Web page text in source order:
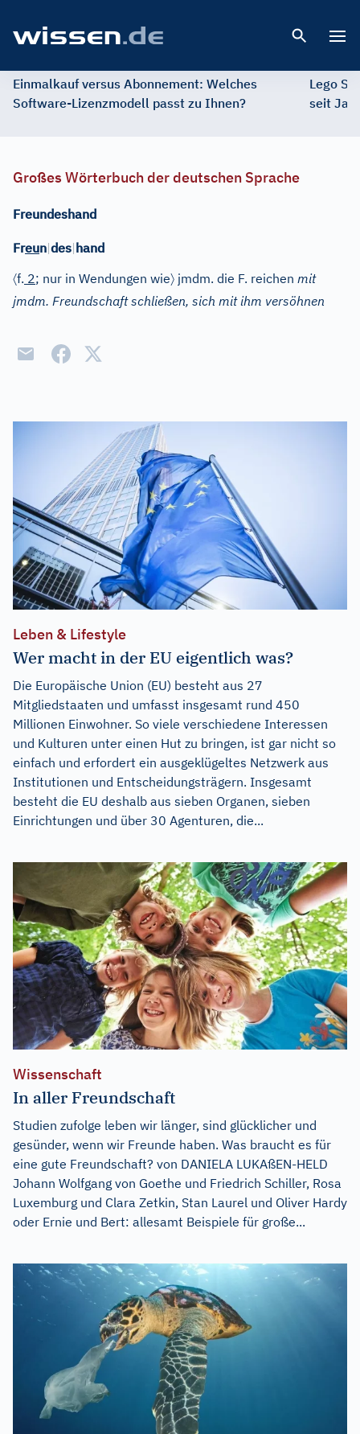
Einmalkauf versus Abonnement: Welches
Software-Lizenzmodell passt zu Ihnen?
Lego
seit
Großes Wörterbuch der deutschen Sprache
Freundeshand
Freun|des|hand
〈f. 2; nur in Wendungen wie〉 jmdm. die F. reichen mit
jmdm. Freundschaft schließen, sich mit ihm versöhnen
Leben & Lifestyle
Wer macht in der EU eigentlich was?
Die Europäische Union (EU) besteht aus 27
Mitgliedstaaten und umfasst insgesamt rund 450
Millionen Einwohner. So viele verschiedene Interessen
und Kulturen unter einen Hut zu bringen, ist gar nicht so
einfach und erfordert ein ausgeklügeltes Netzwerk aus
Institutionen und Entscheidungsträgern. Insgesamt
besteht die EU deshalb aus sieben Organen, sieben
Einrichtungen und über 30 Agenturen, die...
Wissenschaft
In aller Freundschaft
Studien zufolge leben wir länger, sind glücklicher und
gesünder, wenn wir Freunde haben. Was braucht es für
eine gute Freundschaft? von DANIELA LUKAßEN-HELD
Johann Wolfgang von Goethe und Friedrich Schiller, Rosa
Luxemburg und Clara Zetkin, Stan Laurel und Oliver Hardy
oder Ernie und Bert: allesamt Beispiele für große...